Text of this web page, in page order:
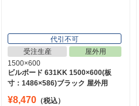
代引不可
受注生産
屋外用
1500×600
ビルボード 631KK 1500×600(板
寸：1486×586)ブラック 屋外用
¥8,470 （税込）